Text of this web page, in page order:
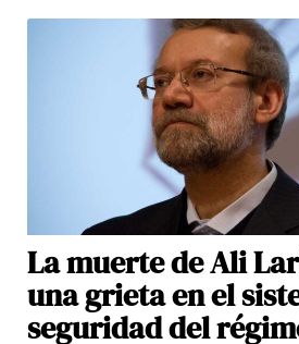
La muerte de Ali
una grieta en el
seguridad del